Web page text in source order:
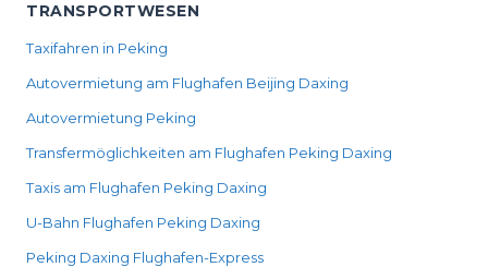
TRANSPORTWESEN
Taxifahren in Peking
Autovermietung am Flughafen Beijing Daxing
Autovermietung Peking
Transfermöglichkeiten am Flughafen Peking Daxing
Taxis am Flughafen Peking Daxing
U-Bahn Flughafen Peking Daxing
Peking Daxing Flughafen-Express